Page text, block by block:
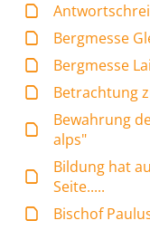
Bergmesse
Bergmesse
Betrachtung
Bewahrung
alps"
Bildung hat
Seite.....
Bischof